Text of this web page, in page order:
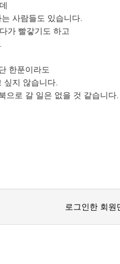
사람들도 있습니다.
가 빨갛기도 하고
한푼이라도
싶지 않습니다.
으로 갈 일은 없을 것 같습니다.
로그인한 회원